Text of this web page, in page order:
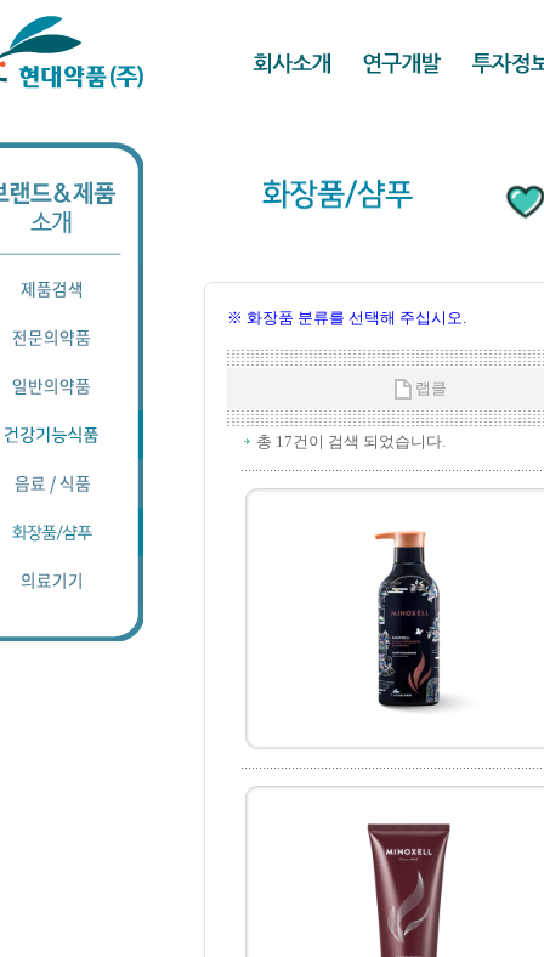
※ 화장품 분류를 선택해 주십시오.
랩클
총 17건이 검색 되었습니다.